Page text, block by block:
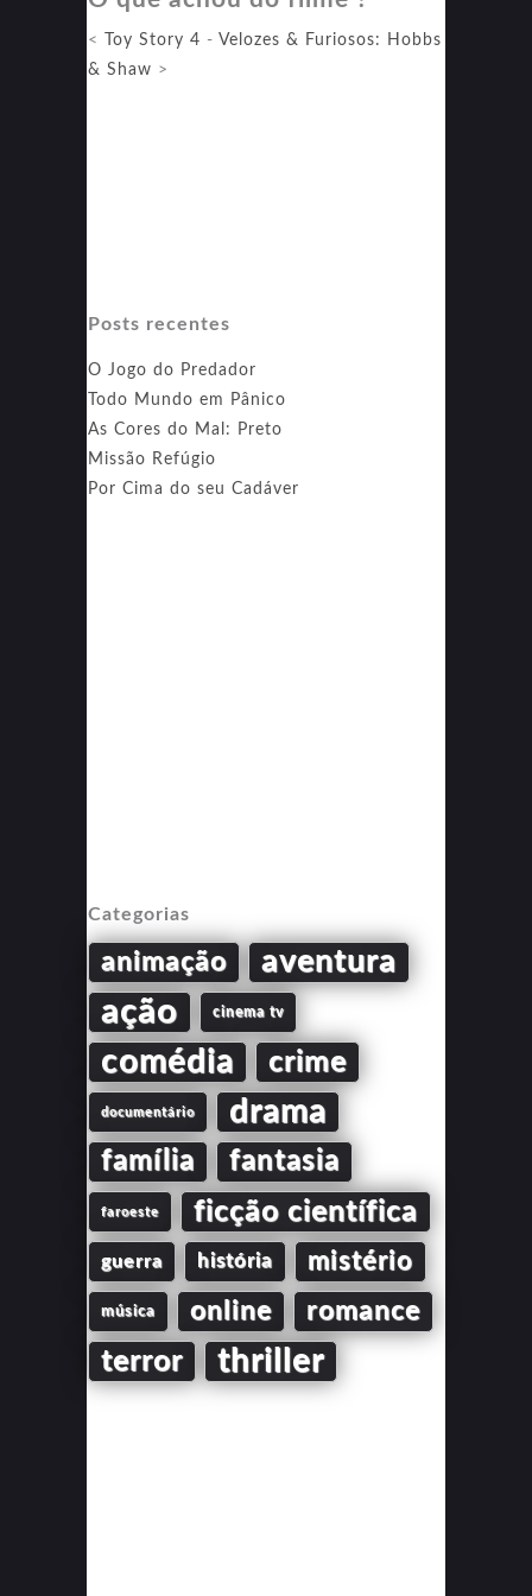
< Toy Story 4 - Velozes & Furiosos: Hobbs
& Shaw >
Posts recentes
O Jogo do Predador
Todo Mundo em Pânico
As Cores do Mal: Preto
Missão Refúgio
Por Cima do seu Cadáver
Categorias
animação aventura
ação cinema tv
comédia crime
documentário drama
família fantasia
faroeste ficção científica
guerra história mistério
música online romance
terror thriller